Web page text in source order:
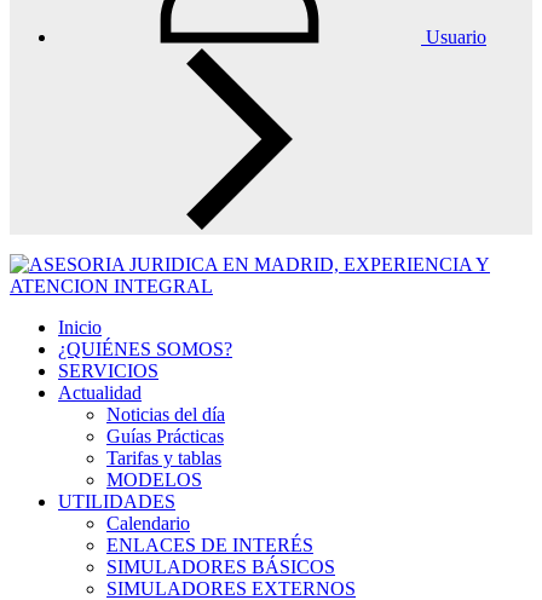
Usuario
Inicio
¿QUIÉNES SOMOS?
SERVICIOS
Actualidad
Noticias del día
Guías Prácticas
Tarifas y tablas
MODELOS
UTILIDADES
Calendario
ENLACES DE INTERÉS
SIMULADORES BÁSICOS
SIMULADORES EXTERNOS